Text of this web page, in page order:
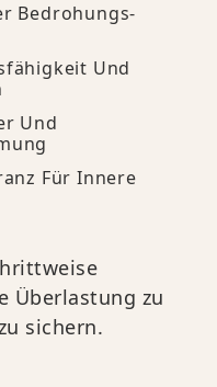
Bedrohungs-
Und
Und
Für Innere
Überlastung zu
sichern.